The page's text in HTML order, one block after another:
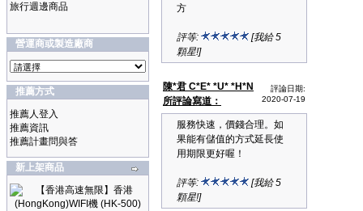
旅行週邊商品
營運商或製造廠商
推薦方式
推薦人登入
推薦資訊
推薦計畫問與答
新上架商品
方
評等:
[我給 5
顆星!]
陳*君 C*E* *U* *H*N
所評論寫道：
評論日期:
2020-07-19
服務快速，價錢合理。如
果能有儲值的方式延長使
用期限更好喔！
評等:
[我給 5
顆星!]